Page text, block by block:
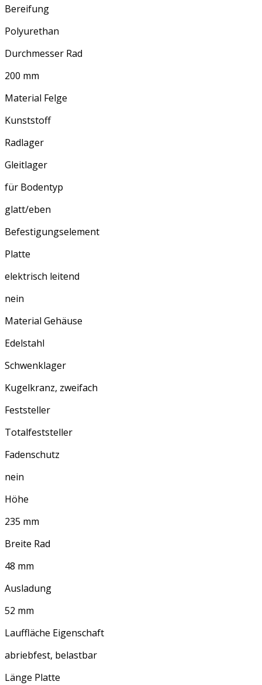
Bereifung
Polyurethan
Durchmesser Rad
200 mm
Material Felge
Kunststoff
Radlager
Gleitlager
für Bodentyp
glatt/eben
Befestigungselement
Platte
elektrisch leitend
nein
Material Gehäuse
Edelstahl
Schwenklager
Kugelkranz, zweifach
Feststeller
Totalfeststeller
Fadenschutz
nein
Höhe
235 mm
Breite Rad
48 mm
Ausladung
52 mm
Lauffläche Eigenschaft
abriebfest, belastbar
Länge Platte